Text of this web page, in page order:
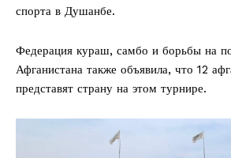
спорта в Душанбе.
Федерация кураш, самбо и борьбы на
Афганистана также объявила, что 12
представят страну на этом турнире.